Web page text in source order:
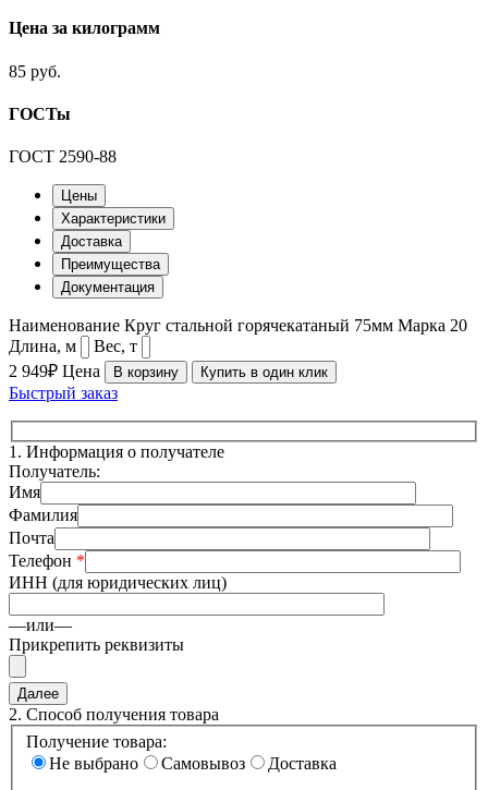
Цена за килограмм
85 руб.
ГОСТы
ГОСТ 2590-88
Цены
Характеристики
Доставка
Преимущества
Документация
Наименование Круг стальной горячекатаный 75мм Марка 20
Длина, м
Вес, т
2 949₽ Цена В корзину Купить в один клик
Быстрый заказ
1. Информация о получателе
Получатель:
Имя
Фамилия
Почта
Телефон *
ИНН (для юридических лиц)
—или—
Прикрепить реквизиты
2. Способ получения товара
Получение товара:
Не выбрано
Самовывоз
Доставка